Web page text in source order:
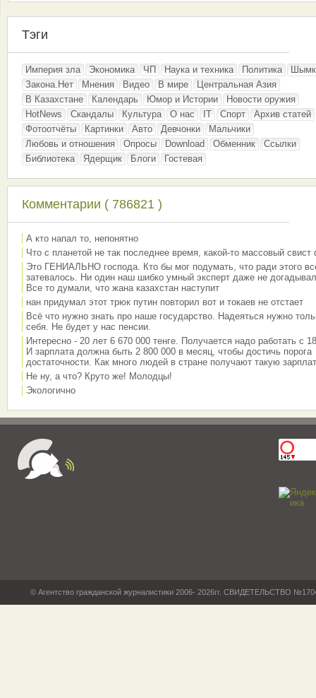
Тэги
Империя зла Экономика ЧП Наука и техника Политика
Закона.Нет
Мнения Видео В мире
Центральная Азия
В Казахстане
Календарь Юмор и Истории
Новости оружия
HotNews
Скандалы Культура О нас IT Спорт
Архив статей
Фотоотчёты
Картинки Авто Девчонки
Мальчики
Любовь и отношения
Опросы Download Обменник
Ссылки
Библиотека
Ядерщик Блоги Гостевая
Комментарии ( 786821 )
А кто напал то, непонятно
Что с планетой не так последнее время, какой-то массовый свист
Это ГЕНИАЛЬНО господа. Кто бы мог подумать, что ради этого
затевалось. Ни один наш шибко умный эксперт даже не
Все то думали, что жана казахстан наступит
нан придумал этот трюк путин повторил вот и токаев не отстает
Всё что нужно знать про наше государство. Надеяться нужно
себя. Не будет у нас пенсии.
Интересно - 20 лет 6 670 000 тенге. Получается надо работать с
И зарплата должна быть 2 800 000 в месяц, чтобы достичь порога
достаточности. Как много людей в стране получают такую
Не ну, а что? Круто же! Молодцы!
Экологично
© Агентство гражданской журналистики 2006- 2026гг. СВИДЕТЕЛЬСТВО